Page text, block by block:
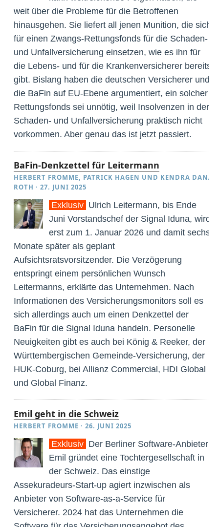
weit über die Probleme für die Betroffenen
hinausgehen. Sie liefert all jenen Munition, die sich
für einen Zwangs-Rettungsfonds für die Schaden-
und Unfallversicherung einsetzen, wie es ihn für
die Lebens- und für die Krankenversicherer bereits
gibt. Bislang haben die deutschen Versicherer und
die BaFin auf EU-Ebene argumentiert, ein solcher
Rettungsfonds sei unnötig, weil Insolvenzen in der
Schaden- und Unfallversicherung praktisch nicht
vorkommen. Aber genau das ist jetzt passiert.
BaFin-Denkzettel für Leitermann
HERBERT FROMME PATRICK HAGEN UND KENDRA DANA
ROTH ·27. JUNI 2025
Exklusiv Ulrich Leitermann, bis Ende
Juni Vorstandschef der Signal Iduna, wird
erst zum 1. Januar 2026 und damit sechs
Monate später als geplant
Aufsichtsratsvorsitzender. Die Verzögerung
entspringt einem persönlichen Wunsch
Leitermanns, erklärte das Unternehmen. Nach
Informationen des Versicherungsmonitors soll es
sich allerdings auch um einen Denkzettel der
BaFin für die Signal Iduna handeln. Personelle
Neuigkeiten gibt es auch bei König & Reeker, der
Württembergischen Gemeinde-Versicherung, der
HUK-Coburg, bei Allianz Commercial, HDI Global
und Global Finanz.
Emil geht in die Schweiz
HERBERT FROMME ·26. JUNI 2025
Exklusiv Der Berliner Software-Anbieter
Emil gründet eine Tochtergesellschaft in
der Schweiz. Das einstige
Assekuradeurs-Start-up agiert inzwischen als
Anbieter von Software-as-a-Service für
Versicherer. 2024 hat das Unternehmen die